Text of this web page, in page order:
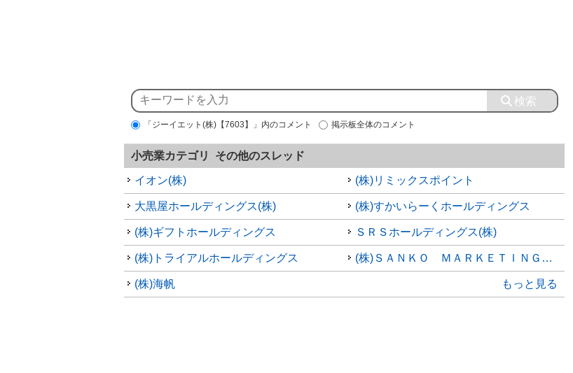
「ジーイエット(株)【7603】」内のコメント 掲示板全体のコメント
小売業カテゴリ その他のスレッド
イオン(株) (株)リミックスポイント
大黒屋ホールディングス(株) (株)すかいらーくホールディングス
(株)ギフトホールディングス ＳＲＳホールディングス(株)
(株)トライアルホールディングス (株)ＳＡＮＫＯ ＭＡＲＫＥＴＩＮＧ ＦＯＯＤＳ
(株)海帆 もっと見る